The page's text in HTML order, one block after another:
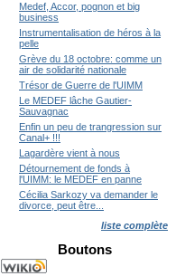
Medef, Accor, pognon et big
business
Instrumentalisation de héros à la
pelle
Grève du 18 octobre: comme un
air de solidarité nationale
Trésor de Guerre de l'UIMM
Le MEDEF lâche Gautier-
Sauvagnac
Enfin un peu de trangression sur
Canal+ !!!
Lagardère vient à nous
Détournement de fonds à
l'UIMM: le MEDEF en panne
Cécilia Sarkozy va demander le
divorce, peut être...
liste complète
Boutons